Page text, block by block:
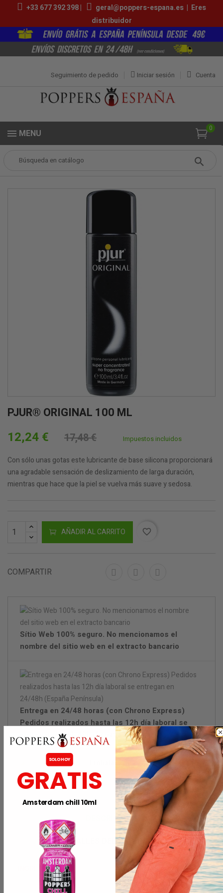
+33 677 392 398 | geral@poppers-espana.es | Eres
distribuidor
Cuenta
Iniciar sesión
Seguimiento de pedido
0
MENU
Lubricantes Sexuales
PJUR® ORIGINAL 100 ML
12,24 € 17,48 € Impuestos incluidos
Con sólo unas gotas este lubricante de base silicona proporcionará
una agradable sensación de deslizamiento de larga duración,
mientras que hace que la piel se vuelva más suave y sedosa.
AÑADIR AL CARRITO favorite_border
COMPARTIR
Sítio Web 100% seguro. No mencionamos el
nombre del sitio web en el extracto bancario
Entrega en 24/48 horas (con Chrono Express)
Pedidos realizados hasta las 12h día laboral se
entregan en 24/48h (España Península)
Embalaje discreto
DESCRIPCIÓN
DETALLES DEL PRODUCTO
INGREDIENTES:
Ciclopentasiloxano, Dimeticona, Dimeticonol.
SOLO HOY
GRATIS
Amsterdam chill 10ml